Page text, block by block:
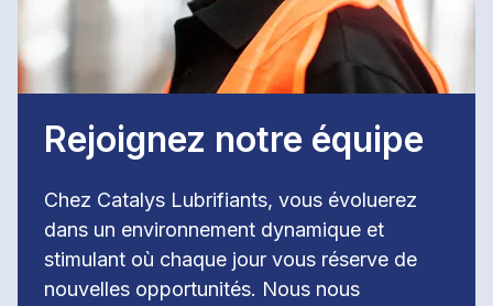
Rejoignez notre équipe
Chez Catalys Lubrifiants, vous évoluerez
dans un environnement dynamique et
stimulant où chaque jour vous réserve de
nouvelles opportunités. Nous nous